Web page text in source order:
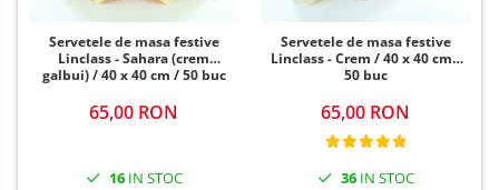
Servetele de masa festive
Linclass - Sahara (crem
galbui) / 40 x 40 cm / 50 buc
65,00 RON
16IN STOC
Servetele de masa festive
Linclass - Crem / 40 x 40 cm /
50 buc
65,00 RON
36IN STOC